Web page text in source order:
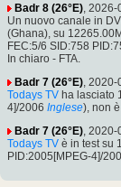
Badr 8 (26°E) ,
Un nuovo canale in
(Ghana), su
FEC:5/6 SID:758
In chiaro - FTA.
Badr 7 (26°E) , 2020-
Todays TV ha lasciato
4]/2006 Inglese), non
Badr 7 (26°E) , 2020-
Todays TV è in test su
PID:2005[MPEG-4]/